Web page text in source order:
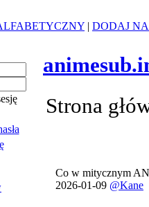
| DODAJ
Strona
Co w mitycznym
2026-01-09 @Kane